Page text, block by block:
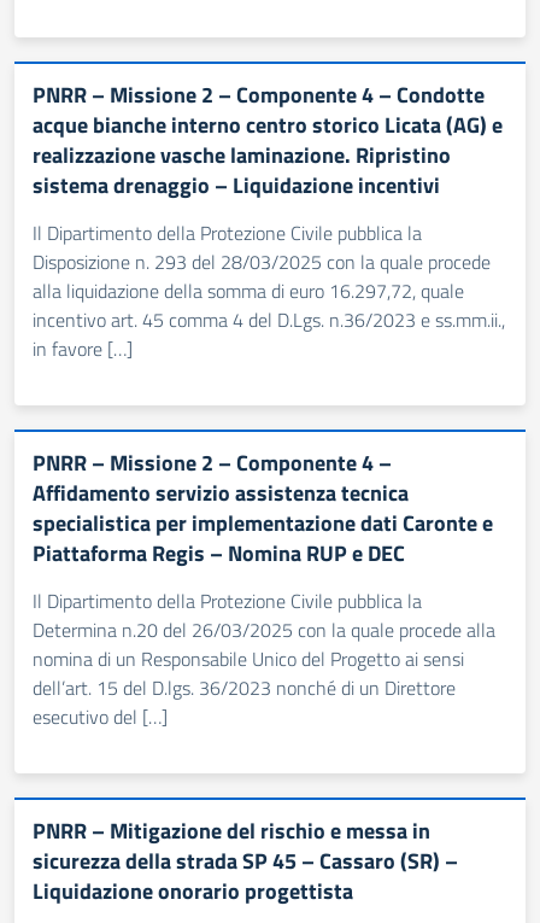
PNRR – Missione 2 – Componente 4 – Condotte
acque bianche interno centro storico Licata (AG) e
realizzazione vasche laminazione. Ripristino
sistema drenaggio – Liquidazione incentivi
Il Dipartimento della Protezione Civile pubblica la
Disposizione n. 293 del 28/03/2025 con la quale procede
alla liquidazione della somma di euro 16.297,72, quale
incentivo art. 45 comma 4 del D.Lgs. n.36/2023 e ss.mm.ii.,
in favore […]
PNRR – Missione 2 – Componente 4 –
Affidamento servizio assistenza tecnica
specialistica per implementazione dati Caronte e
Piattaforma Regis – Nomina RUP e DEC
Il Dipartimento della Protezione Civile pubblica la
Determina n.20 del 26/03/2025 con la quale procede alla
nomina di un Responsabile Unico del Progetto ai sensi
dell’art. 15 del D.lgs. 36/2023 nonché di un Direttore
esecutivo del […]
PNRR – Mitigazione del rischio e messa in
sicurezza della strada SP 45 – Cassaro (SR) –
Liquidazione onorario progettista